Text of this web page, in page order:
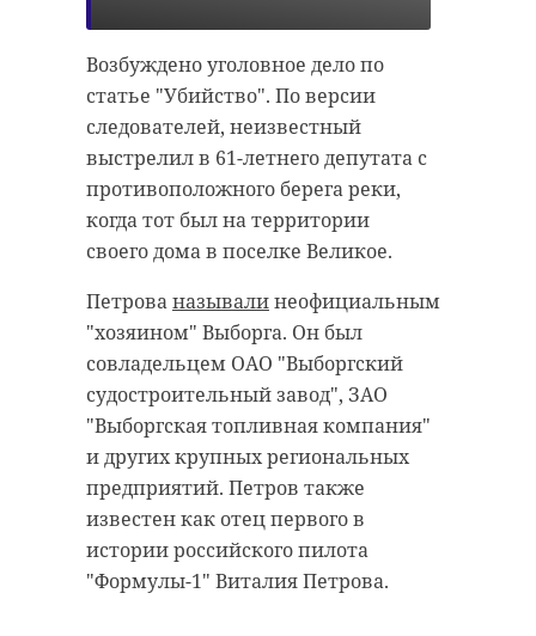
Возбуждено уголовное дело по
статье "Убийство". По версии
следователей, неизвестный
выстрелил в 61-летнего депутата с
противоположного берега реки,
когда тот был на территории
своего дома в поселке Великое.
Петрованазывалинеофициальным
"хозяином" Выборга. Он был
совладельцем ОАО "Выборгский
судостроительный завод", ЗАО
"Выборгская топливная компания"
и других крупных региональных
предприятий. Петров также
известен как отец первого в
истории российского пилота
"Формулы-1" Виталия Петрова.
Хирург из
Петербурга
восстанавливает
старинную финск
24 ноября 2020, 19:15
Уникальную
реликвию
века
03 июня, 16:43